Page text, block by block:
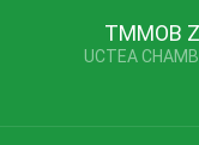
TMMOB
UCTEA